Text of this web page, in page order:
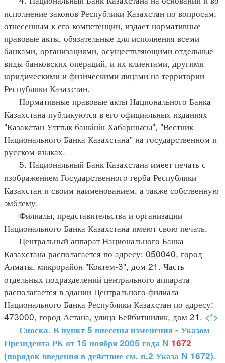
исполнение законов Республики Казахстан по вопросам,
отнесенным к его компетенции, издает нормативные
правовые акты, обязательные для исполнения всеми
банками, организациями, осуществляющими отдельные
виды банковских операций, и их клиентами, другими
юридическими и физическими лицами на территории
Республики Казахстан.
Нормативные правовые акты Национального Банка
Казахстана публикуются в его официальных изданиях
"Казакстан Улттык банкiнiн Хабаршысы", "Вестник
Национального Банка Казахстана" на государственном и
русском языках.
5. Национальный Банк Казахстана имеет печать с
изображением Государственного герба Республики
Казахстан и своим наименованием, а также собственную
эмблему.
Филиалы, представительства и организации
Национального Банка Казахстана имеют свою печать.
Центральный аппарат Национального Банка
Казахстана располагается по адресу: 050040, город
Алматы, микрорайон "Коктем-3", дом 21. Часть
отдельных подразделений центрального аппарата
располагается в здании Центрального филиала
Национального Банка Республики Казахстан по адресу:
473000, город Астана, улица Бейбитшилик, дом 21. <*>
Сноска. В пункт 5 внесены изменения - Указом
Президента РК от 15 ноября 2005 года N 1672
(порядок введения в действие см. п.2 Указа N 1672).